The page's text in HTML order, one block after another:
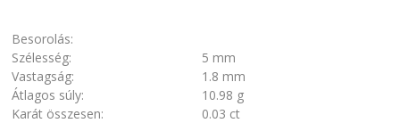
Besorolás:
Szélesség:
5 mm
Vastagság:
1.8 mm
Átlagos súly:
10.98 g
Karát összesen:
0.03 ct